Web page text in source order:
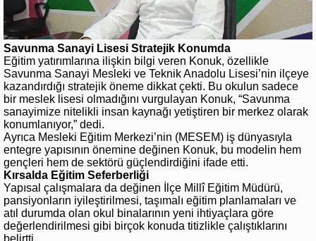
Savunma Sanayi Lisesi Stratejik Konumda
Eğitim yatırımlarına ilişkin bilgi veren Konuk, özellikle
Savunma Sanayi Mesleki ve Teknik Anadolu Lisesi’nin ilçeye
kazandırdığı stratejik öneme dikkat çekti. Bu okulun sadece
bir meslek lisesi olmadığını vurgulayan Konuk, “Savunma
sanayimize nitelikli insan kaynağı yetiştiren bir merkez olarak
konumlanıyor,” dedi.
Ayrıca Mesleki Eğitim Merkezi’nin (MESEM) iş dünyasıyla
entegre yapısının önemine değinen Konuk, bu modelin hem
gençleri hem de sektörü güçlendirdiğini ifade etti.
Kırsalda Eğitim Seferberliği
Yapısal çalışmalara da değinen İlçe Millî Eğitim Müdürü,
pansiyonların iyileştirilmesi, taşımalı eğitim planlamaları ve
atıl durumda olan okul binalarının yeni ihtiyaçlara göre
değerlendirilmesi gibi birçok konuda titizlikle çalıştıklarını